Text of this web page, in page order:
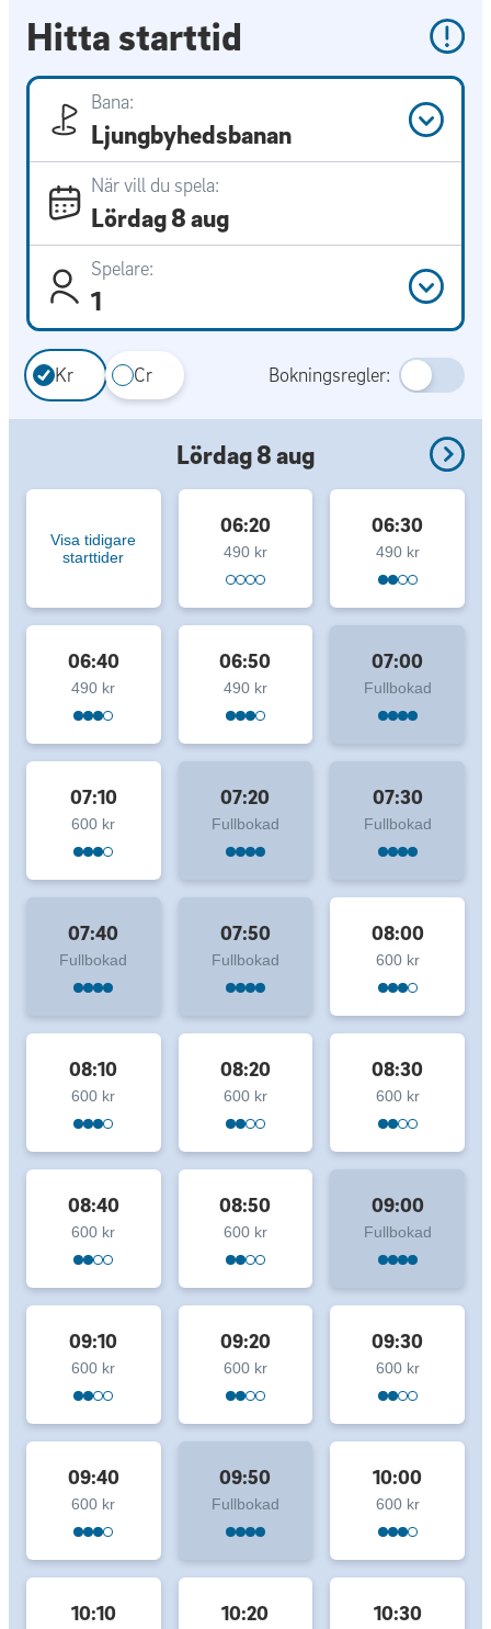
Hitta starttid
Bana:
Ljungbyhedsbanan
När vill du spela:
Lördag 8 aug
Spelare:
1
Kr Cr Bokningsregler:
Lördag 8 aug
Visa tidigare
starttider
06:20
490 kr
06:30
490 kr
06:40
490 kr
06:50
490 kr
07:00
Fullbokad
07:10
600 kr
07:20
Fullbokad
07:30
Fullbokad
07:40
Fullbokad
07:50
Fullbokad
08:00
600 kr
08:10
600 kr
08:20
600 kr
08:30
600 kr
08:40
600 kr
08:50
600 kr
09:00
Fullbokad
09:10
600 kr
09:20
600 kr
09:30
600 kr
09:40
600 kr
09:50
Fullbokad
10:00
600 kr
10:10 10:20 10:30